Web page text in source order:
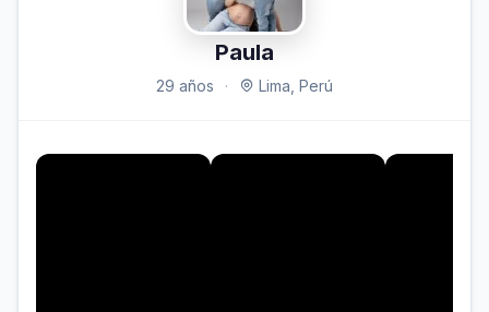
Paula
29 años · Lima, Perú